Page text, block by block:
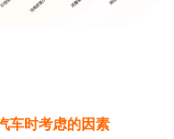
车时考虑的因素